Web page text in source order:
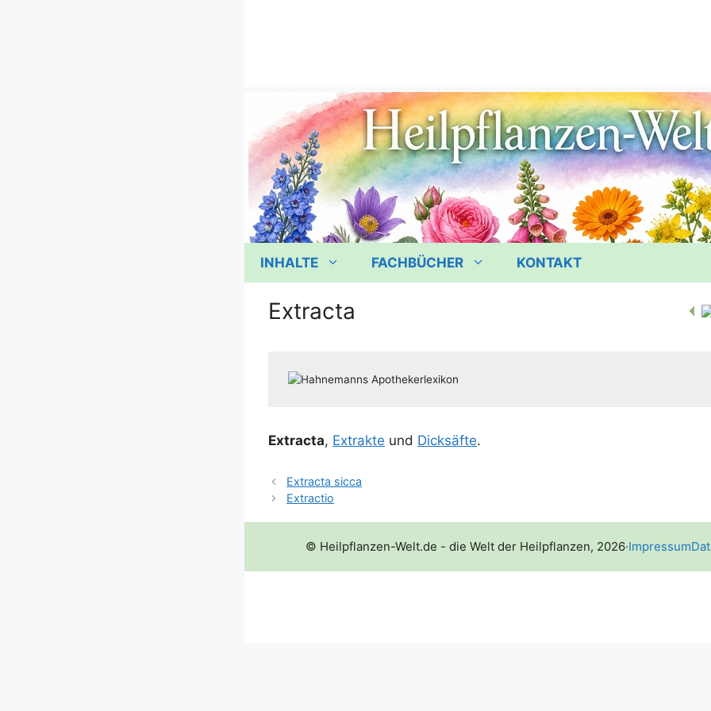
INHALTE FACHBÜCHER KONTAKT
Extracta
Extra­c­ta, Extrak­te und Dick­säf­te.
Extracta sicca
Extractio
© Heilpflanzen-Welt.de - die Welt der Heilpflanzen, 2026·Impressum